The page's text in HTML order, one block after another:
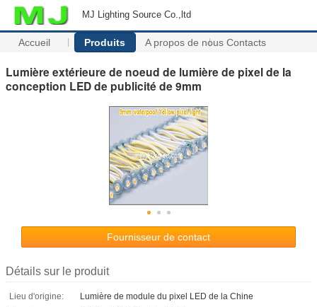
MJ Lighting Source Co.,ltd
Accueil Produits A propos de nous Contacts
Lumière extérieure de noeud de lumière de pixel de la
conception LED de publicité de 9mm
Fournisseur de contact
Détails sur le produit
Lieu d'origine:
Lumière de module du pixel LED de la Chine